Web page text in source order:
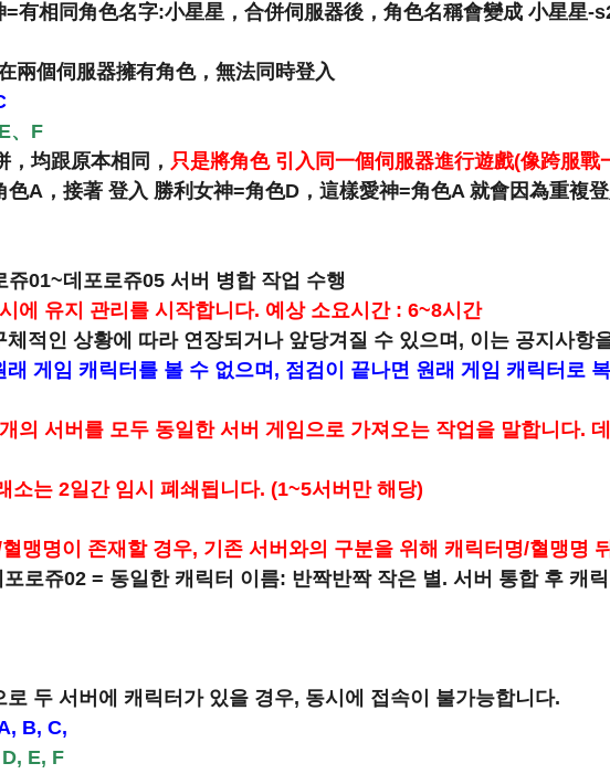
有相同角色名字:小星星，合併伺服器後，角色名稱會變成 小星星-
兩個伺服器擁有角色，無法同時登入
、F
均跟原本相同， 只是將角色 引入同一個伺服器進行遊戲(像跨服戰
色A，接著 登入 勝利女神=角色D，這樣愛神=角色A 就會因為重複
쥬01~데포로쥬05 서버 병합 작업 수행
에 유지 관리를 시작합니다. 예상 소요시간 : 6~8시간
체적인 상황에 따라 연장되거나 앞당겨질 수 있으며, 이는 공지사항
래 게임 캐릭터를 볼 수 없으며, 점검이 끝나면 원래 게임 캐릭터로
의 서버를 모두 동일한 서버 게임으로 가져오는 작업을 말합니다.
소는 2일간 임시 폐쇄됩니다. (1~5서버만 해당)
맹명이 존재할 경우, 기존 서버와의 구분을 위해 캐릭터명/혈맹명
로쥬02 = 동일한 캐릭터 이름: 반짝반짝 작은 별. 서버 통합 후 캐
두 서버에 캐릭터가 있을 경우, 동시에 접속이 불가능합니다.
B, C,
E, F